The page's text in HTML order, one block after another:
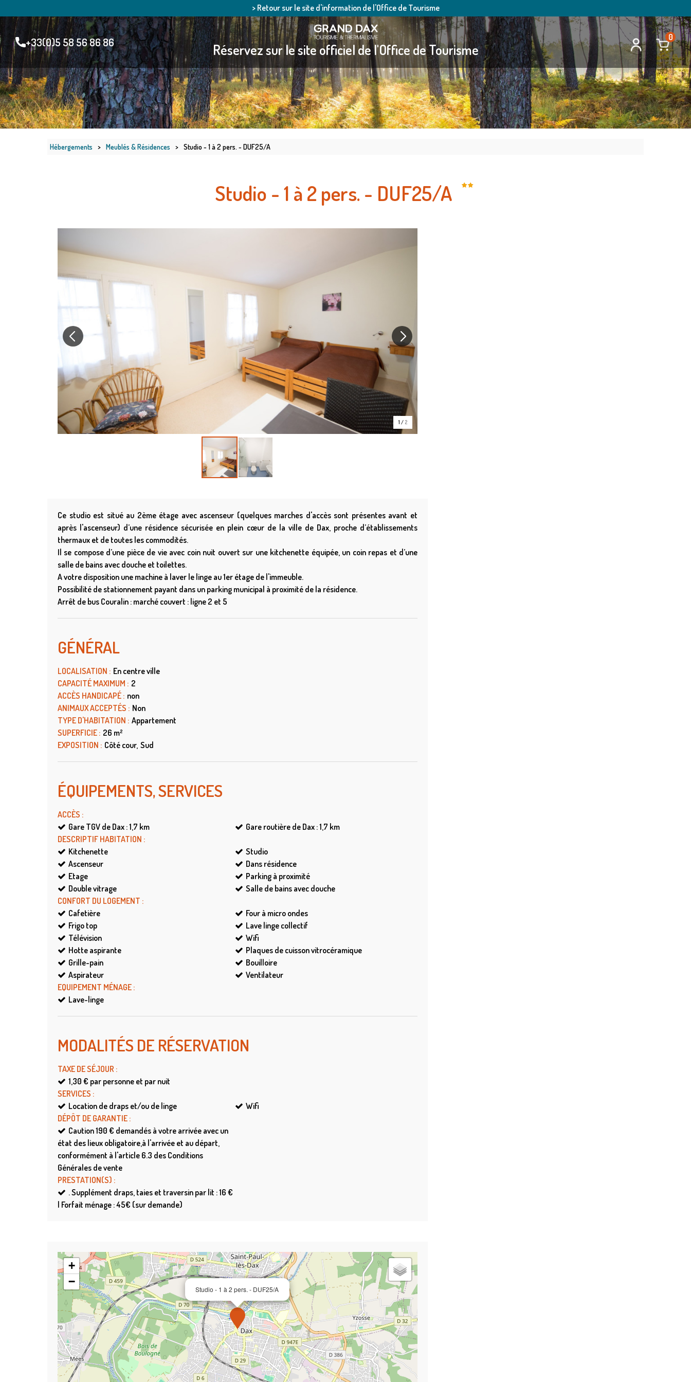
> Retour sur le site d'information de l'Office de Tourisme
+33(0)5 58 56 86 86 Réservez sur le site officiel de l'Office de Tourisme
0
Hébergements > Meublés & Résidences > Studio - 1 à 2 pers. - DUF25/A
Studio - 1 à 2 pers. - DUF25/A
1 / 2
Ce studio est situé au 2ème étage avec ascenseur (quelques marches d'accès sont présentes avant et
après l'ascenseur) d’une résidence sécurisée en plein cœur de la ville de Dax, proche d’établissements
thermaux et de toutes les commodités.
Il se compose d’une pièce de vie avec coin nuit ouvert sur une kitchenette équipée, un coin repas et d’une
salle de bains avec douche et toilettes.
A votre disposition une machine à laver le linge au 1er étage de l'immeuble.
Possibilité de stationnement payant dans un parking municipal à proximité de la résidence.
Arrêt de bus Couralin : marché couvert : ligne 2 et 5
GÉNÉRAL
LOCALISATION : En centre ville
CAPACITÉ MAXIMUM : 2
ACCÈS HANDICAPÉ : non
ANIMAUX ACCEPTÉS : Non
TYPE D'HABITATION : Appartement
SUPERFICIE : 26 m²
EXPOSITION : Côté cour Sud
ÉQUIPEMENTS, SERVICES
ACCÈS :
Gare TGV de Dax : 1,7 km Gare routière de Dax : 1,7 km
DESCRIPTIF HABITATION :
Kitchenette
Studio
Ascenseur
Dans résidence
Etage
Parking à proximité
Double vitrage
Salle de bains avec douche
CONFORT DU LOGEMENT :
Cafetière
Four à micro ondes
Frigo top
Lave linge collectif
Télévision
Wifi
Hotte aspirante
Plaques de cuisson vitrocéramique
Grille-pain
Bouilloire
Aspirateur
Ventilateur
EQUIPEMENT MÉNAGE :
Lave-linge
MODALITÉS DE RÉSERVATION
TAXE DE SÉJOUR :
1,30 € par personne et par nuit
SERVICES :
Location de draps et/ou de linge
Wifi
DÉPÔT DE GARANTIE :
Caution190 € demandés à votre arrivée avec un
état des lieux obligatoire,à l'arrivée et au départ,
conformément à l'article 6.3 des Conditions
Générales de vente
PRESTATION(S) :
.Supplément draps, taies et traversin par lit : 16 €
| Forfait ménage : 45€ (sur demande)
Studio - 1 à 2 pers. - DUF25/A
+
−